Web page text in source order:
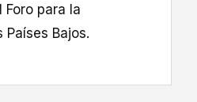
Foro para la
Bajos.